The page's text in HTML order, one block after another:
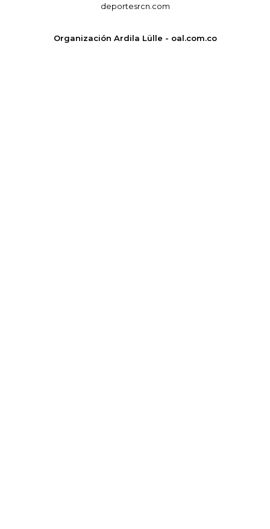
deportesrcn.com
Organización Ardila Lülle - oal.com.co